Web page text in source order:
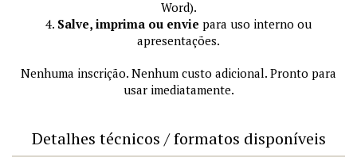
Word).
4. Salve, imprima ou envie para uso interno ou
apresentações.
Nenhuma inscrição. Nenhum custo adicional. Pronto para
usar imediatamente.
Detalhes técnicos / formatos disponíveis